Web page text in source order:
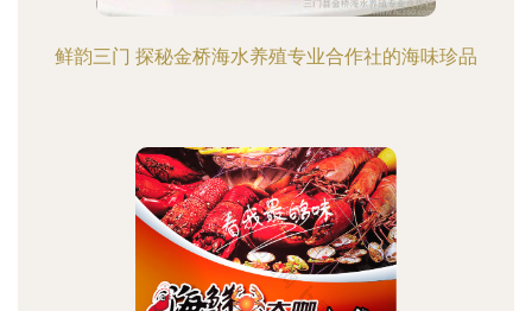
鲜韵三门 探秘金桥海水养殖专业合作社的海味珍品